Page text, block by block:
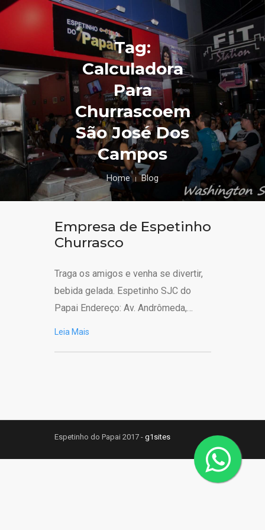
Tag:
Calculadora
Para
Churrascoem
São José Dos
Campos
Home Blog
Empresa de Espetinho
Churrasco
Traga os amigos e venha se divertir,
bebida gelada. Espetinho SJC do
Papai Endereço: Av. Andrômeda,…
Leia Mais
Espetinho do Papai 2017 - g1sites